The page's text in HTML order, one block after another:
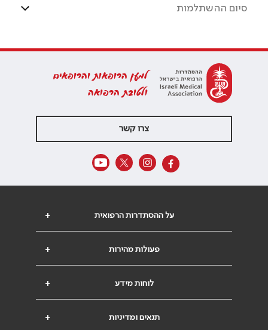
סיום ההשתלמות
למען הרופאות והרופאים
ולטובת הרפואה
צרו קשר
+ על ההסתדרות הרפואית
+ פעולות מהירות
+ לוחות מידע
+ תנאים ומדיניות